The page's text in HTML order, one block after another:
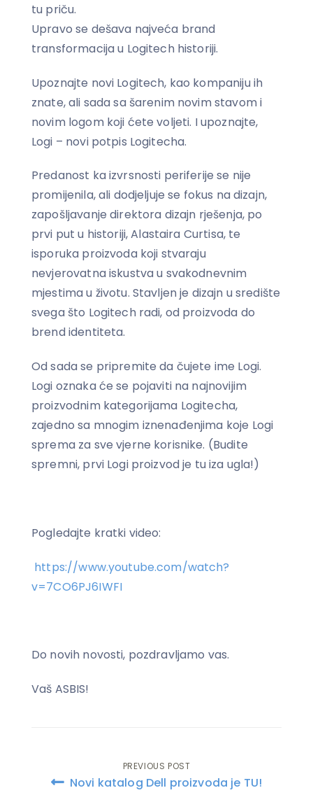
tu priču.
Upravo se dešava najveća brand
transformacija u Logitech historiji.
Upoznajte novi Logitech, kao kompaniju ih
znate, ali sada sa šarenim novim stavom i
novim logom koji ćete voljeti. I upoznajte,
Logi – novi potpis Logitecha.
Predanost ka izvrsnosti periferije se nije
promijenila, ali dodjeljuje se fokus na dizajn,
zapošljavanje direktora dizajn rješenja, po
prvi put u historiji, Alastaira Curtisa, te
isporuka proizvoda koji stvaraju
nevjerovatna iskustva u svakodnevnim
mjestima u životu. Stavljen je dizajn u središte
svega što Logitech radi, od proizvoda do
brend identiteta.
Od sada se pripremite da čujete ime Logi.
Logi oznaka će se pojaviti na najnovijim
proizvodnim kategorijama Logitecha,
zajedno sa mnogim iznenađenjima koje Logi
sprema za sve vjerne korisnike. (Budite
spremni, prvi Logi proizvod je tu iza ugla!)
Pogledajte kratki video:
https://www.youtube.com/watch?
v=7CO6PJ6IWFI
Do novih novosti, pozdravljamo vas.
Vaš ASBIS!
Post
PREVIOUS POST
Novi katalog Dell proizvoda je TU!